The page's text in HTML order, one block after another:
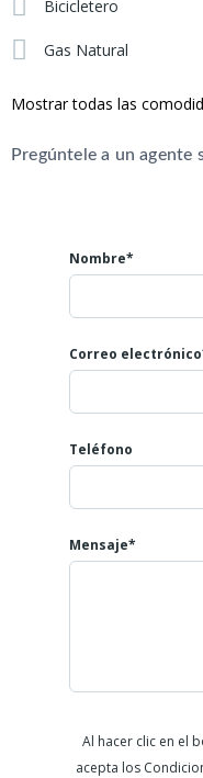
Bicicletero
Gas Natural
Mostrar todas las
Pregúntele a un agente
Nombre*
Correo
Teléfono
Mensaje*
Al hacer clic en el
acepta los